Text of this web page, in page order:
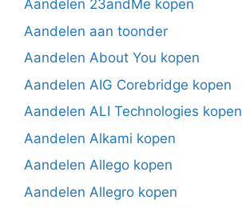
Aandelen 23andMe kopen
Aandelen aan toonder
Aandelen About You kopen
Aandelen AIG Corebridge kopen
Aandelen ALI Technologies kopen
Aandelen Alkami kopen
Aandelen Allego kopen
Aandelen Allegro kopen